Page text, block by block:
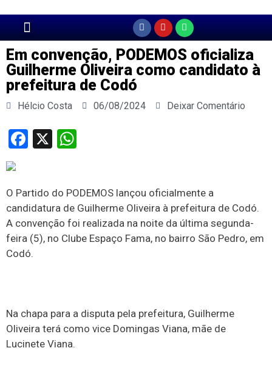
Em convenção, PODEMOS oficializa
Guilherme Oliveira como candidato à
prefeitura de Codó
Hélcio Costa 06/08/2024 Deixar Comentário
Facebook
X
O Partido do PODEMOS lançou oficialmente a
candidatura de Guilherme Oliveira à prefeitura de Codó.
A convenção foi realizada na noite da última segunda-
feira (5), no Clube Espaço Fama, no bairro São Pedro, em
Codó.
Na chapa para a disputa pela prefeitura, Guilherme
Oliveira terá como vice Domingas Viana, mãe de
Lucinete Viana.